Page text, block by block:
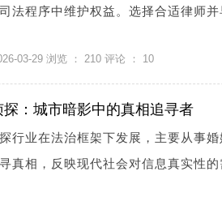
法程序中维护权益。选择合适律师
03-29 浏览 ： 210 评论 ： 10
探：城市暗影中的真相追寻者
行业在法治框架下发展，主要从事
真相，反映现代社会对信息真实性